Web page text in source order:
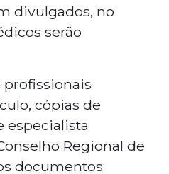
divulgados, no
serão
profissionais
cópias de
especialista
Regional de
documentos